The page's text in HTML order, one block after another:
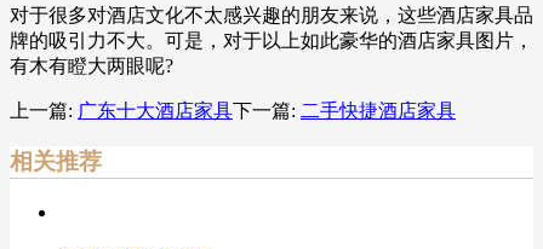
对于很多对酒店文化不太感兴趣的朋友来说，这些酒店家具品
牌的吸引力不大。可是，对于以上如此豪华的酒店家具图片，
有木有瞪大两眼呢?
上一篇: 广东十大酒店家具下一篇: 二手快捷酒店家具
相关推荐